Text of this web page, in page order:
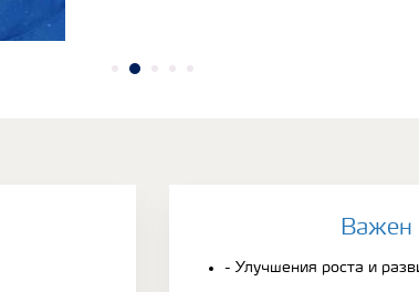
Bажен
- Улучшения роста и